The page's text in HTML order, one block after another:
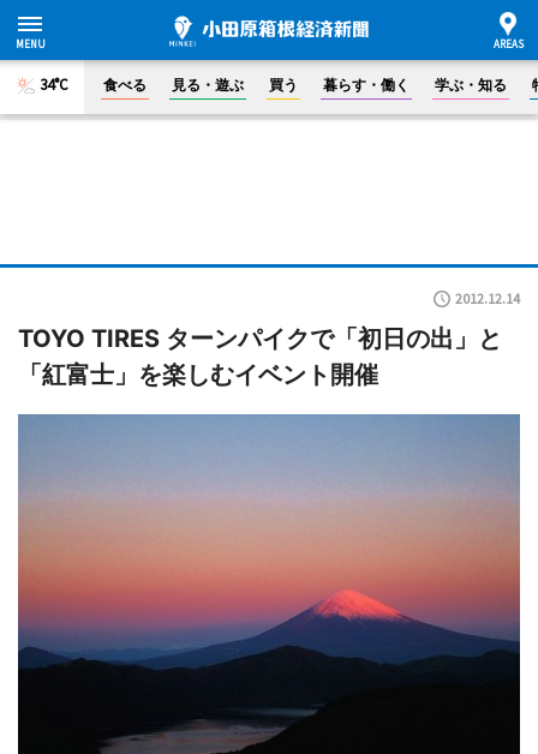
34°C 食べる 見る・遊ぶ 買う 暮らす・働く 学ぶ・知る
2012.12.14
TOYO TIRES ターンパイクで「初日の出」と
「紅富士」を楽しむイベント開催